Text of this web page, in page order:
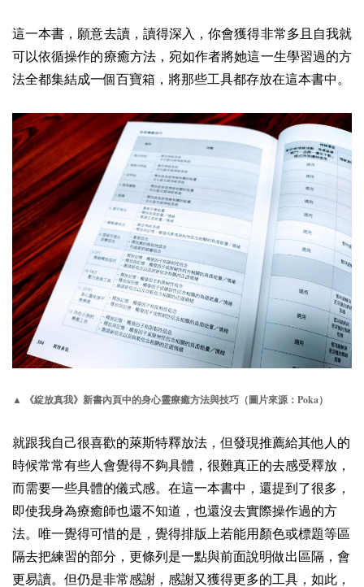
這一本書，願意去讀，讀得深入，你會獲得非常多且自我就
可以依循操作的療癒方法， 宛如作者將她這一生學習過的方
法全都集結成一個百寶箱，將那些工具都存放在這本書中。
▲ 《綻放真我》新書內頁中的身心靈療癒方法與技巧（圖片來源： Poka）
就跟我自己很喜歡的萊斯特釋放法，但發現推薦給其他人的
時候常常有些人會覺得不夠具體，很難真正的去感受釋放，
而需要一些具體的儀式感。在這一本書中，還提到了很多，
即使我身為療癒師也還不知道，也還沒去實際操作過的方
法。唯一覺得可惜的是，覺得排版上若能用顏色或標題等區
隔去把練習的部分，更條列是一點與前面說明做出區隔，會
更易讀。但仍是非常感謝，感謝又獲得更多的工具，如此，